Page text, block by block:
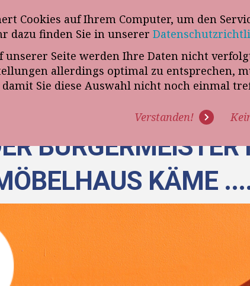
Cookies auf Ihrem Computer, um den
dazu finden Sie in unserer
unserer Seite werden Ihre Daten nicht
allerdings optimal zu entsprechen,
damit Sie diese Auswahl nicht noch einmal
Verstanden!
„VERKAUFSSTEUERER“
PROGRAMME EXPERTISE REFERENZEN
BÜRGERMEISTER
KÄME